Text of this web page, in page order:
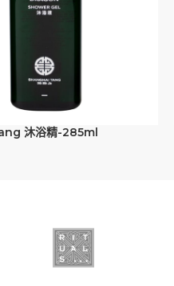
沐浴精-285ml